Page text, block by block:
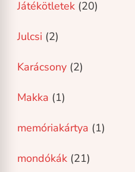
Játékötletek (20)
Julcsi (2)
Karácsony (2)
Makka (1)
memóriakártya (1)
mondókák (21)